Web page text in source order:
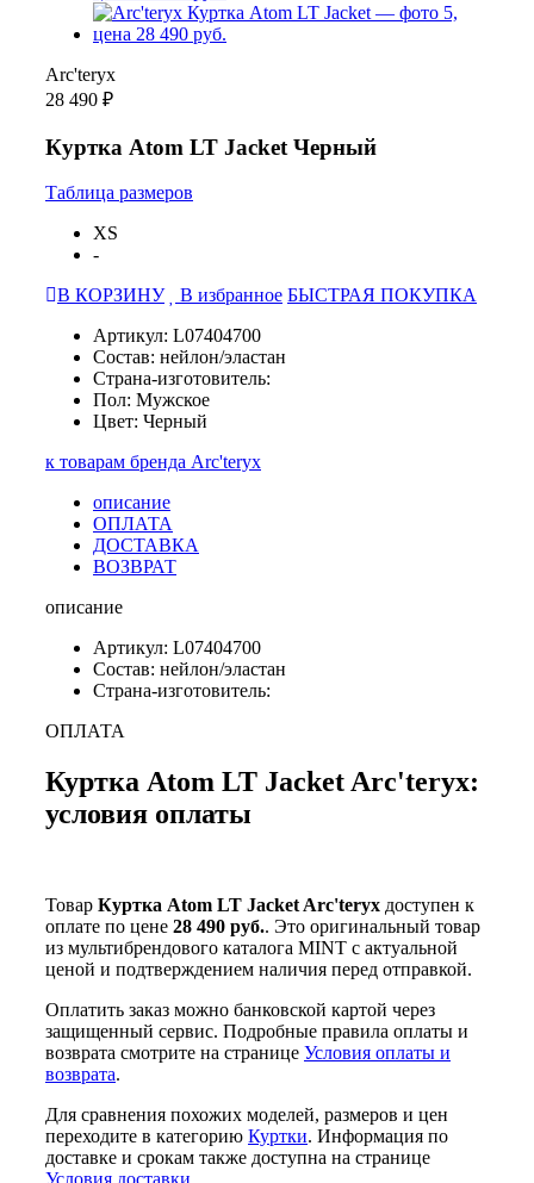
Arc'teryx
28 490 ₽
Куртка Atom LT Jacket Черный
Таблица размеров
XS
-
В КОРЗИНУ
В избранное БЫСТРАЯ ПОКУПКА
Артикул: L07404700
Состав: нейлон/эластан
Страна-изготовитель:
Пол: Мужское
Цвет: Черный
к товарам бренда Arc'teryx
описание
ОПЛАТА
ДОСТАВКА
ВОЗВРАТ
описание
Артикул: L07404700
Состав: нейлон/эластан
Страна-изготовитель:
ОПЛАТА
Куртка Atom LT Jacket Arc'teryx:
условия оплаты
Товар Куртка Atom LT Jacket Arc'teryx доступен к
оплате по цене 28 490 руб.. Это оригинальный товар
из мультибрендового каталога MINT с актуальной
ценой и подтверждением наличия перед отправкой.
Оплатить заказ можно банковской картой через
защищенный сервис. Подробные правила оплаты и
возврата смотрите на странице Условия оплаты и
возврата.
Для сравнения похожих моделей, размеров и цен
переходите в категорию Куртки. Информация по
доставке и срокам также доступна на странице